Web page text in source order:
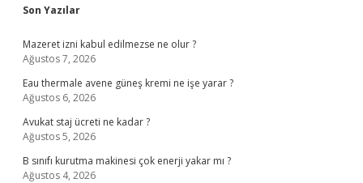
Sidebar
Son Yazılar
Mazeret izni kabul edilmezse ne olur ?
Ağustos 7, 2026
Eau thermale avene güneş kremi ne işe yarar ?
Ağustos 6, 2026
Avukat staj ücreti ne kadar ?
Ağustos 5, 2026
B sınıfı kurutma makinesi çok enerji yakar mı ?
Ağustos 4, 2026